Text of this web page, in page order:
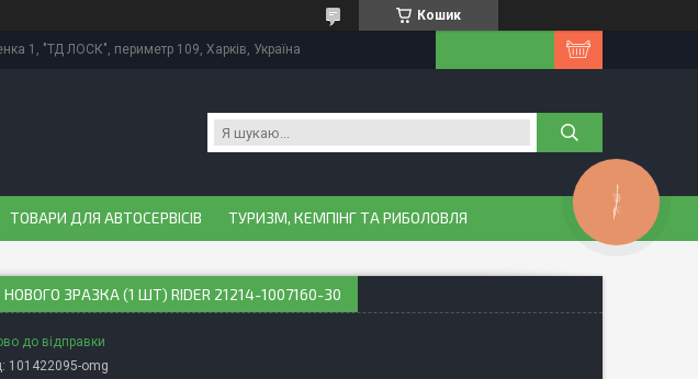
Кошик
1, "ТД ЛОСК", периметр 109, Харків, Україна
ТОВАРИ ДЛЯ АВТОСЕРВІСІВ ТУРИЗМ, КЕМПІНГ ТА РИБОЛОВЛЯ
ЗРАЗКА (1 ШТ) RIDER 21214-1007160-30
до відправки
101422095-omg
КНОПКА
ЗВ'ЯЗКУ